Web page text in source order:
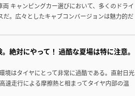
キャンピングカー選びにおいて、多くのドライ
。広々としたキャブコンバージョンは魅力的だ
絶対にやって！ 過酷な夏場は特に注意。
境はタイヤにとって非常に過酷である。直射日光
走行による摩擦熱と相まってタイヤ内部の温